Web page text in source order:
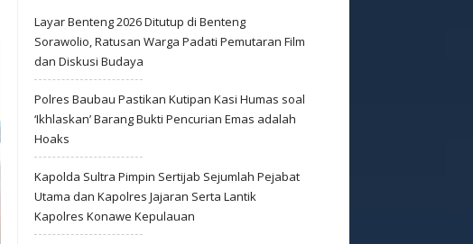
Layar Benteng 2026 Ditutup di Benteng
Sorawolio, Ratusan Warga Padati Pemutaran Film
dan Diskusi Budaya
Polres Baubau Pastikan Kutipan Kasi Humas soal
‘Ikhlaskan’ Barang Bukti Pencurian Emas adalah
Hoaks
Kapolda Sultra Pimpin Sertijab Sejumlah Pejabat
Utama dan Kapolres Jajaran Serta Lantik
Kapolres Konawe Kepulauan